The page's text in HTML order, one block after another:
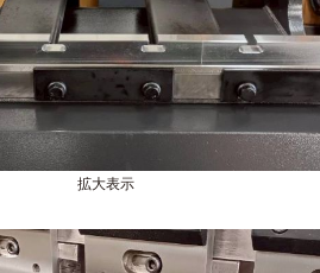
拡大表示